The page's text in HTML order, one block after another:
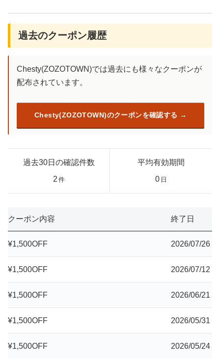
過去のクーポン履歴
Chesty(ZOZOTOWN)では過去にも様々なクーポンが
配布されています。
Chesty(ZOZOTOWN)のクーポンを確認する
過去30日の確認件数
2 件
平均有効期間
0 日
クーポン内容 終了日
¥1,500OFF 2026/07/26
¥1,500OFF 2026/07/12
¥1,500OFF 2026/06/21
¥1,500OFF 2026/05/31
¥1,500OFF 2026/05/24